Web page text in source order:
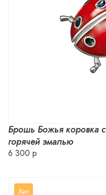
Брошь Божья коровка с
горячей эмалью
6 300 р
Хит